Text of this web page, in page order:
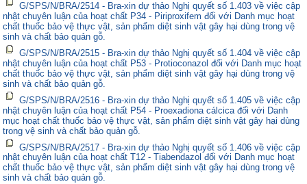
G/SPS/N/BRA/2514 - Bra-xin dự thảo Nghị quyết số 1.403 về việc cập
nhật chuyên luận của hoạt chất P34 - Piriproxifem đối với Danh mục hoạt
chất thuốc bảo vệ thực vật, sản phẩm diệt sinh vật gây hại dùng trong vệ
sinh và chất bảo quản gỗ.
G/SPS/N/BRA/2515 - Bra-xin dự thảo Nghị quyết số 1.404 về việc cập
nhật chuyên luận của hoạt chất P53 - Protioconazol đối với Danh mục hoạt
chất thuốc bảo vệ thực vật, sản phẩm diệt sinh vật gây hại dùng trong vệ
sinh và chất bảo quản gỗ.
G/SPS/N/BRA/2516 - Bra-xin dự thảo Nghị quyết số 1.405 về việc cập
nhật chuyên luận của hoạt chất P54 - Proexadiona cálcica đối với Danh
mục hoạt chất thuốc bảo vệ thực vật, sản phẩm diệt sinh vật gây hại dùng
trong vệ sinh và chất bảo quản gỗ.
G/SPS/N/BRA/2517 - Bra-xin dự thảo Nghị quyết số 1.406 về việc cập
nhật chuyên luận của hoạt chất T12 - Tiabendazol đối với Danh mục hoạt
chất thuốc bảo vệ thực vật, sản phẩm diệt sinh vật gây hại dùng trong vệ
sinh và chất bảo quản gỗ.